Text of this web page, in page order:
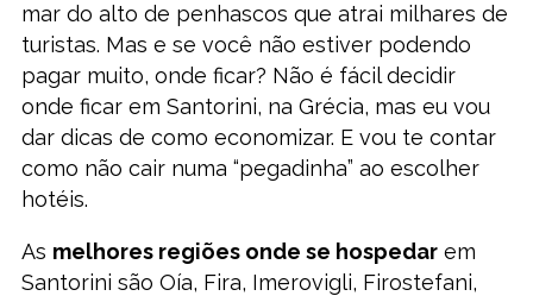
mar do alto de penhascos que atrai milhares de
turistas. Mas e se você não estiver podendo
pagar muito, onde ficar? Não é fácil decidir
onde ficar em Santorini, na Grécia, mas eu vou
dar dicas de como economizar. E vou te contar
como não cair numa “pegadinha” ao escolher
hotéis.
As melhores regiões onde se hospedarem
Santorini são Oía, Fira, Imerovigli, Firostefani,